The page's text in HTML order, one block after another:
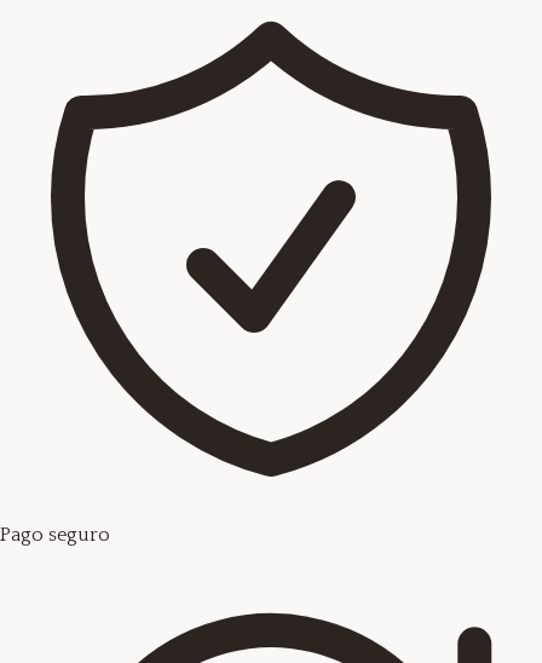
Pago seguro